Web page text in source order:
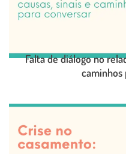
LEIA O
Falta de diálogo no
caminhos